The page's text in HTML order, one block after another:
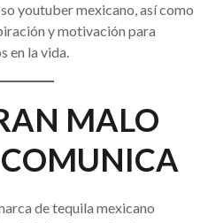
youtuber mexicano, así como
y motivación para
en la vida.
MALO
de tequila mexicano